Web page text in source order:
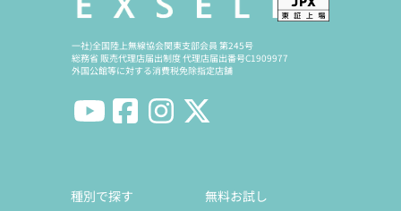
一社)全国陸上無線協会関東支部会員 第245号
総務省 販売代理店届出制度 代理店届出番号C1909977
外国公館等に対する消費税免除指定店舗
種別で探す 無料お試し